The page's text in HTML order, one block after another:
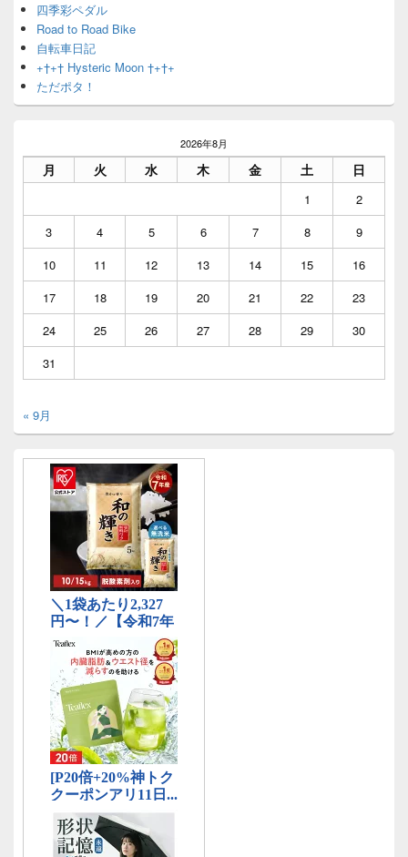
四季彩ペダル
Road to Road Bike
自転車日記
+†+† Hysteric Moon †+†+
ただポタ！
2026年8月
月 火 水 木 金 土 日
1
2
3
4 5 6 7 8
9
10
11 12 13 14 15
16
17
18 19 20 21 22
23
24
25 26 27 28 29
30
31
« 9月